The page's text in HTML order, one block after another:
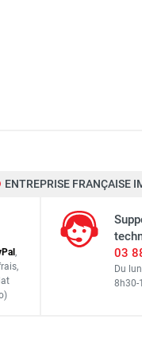
ENTREPRISE FRANÇAISE
Pal,
,
03
Du
8h30-